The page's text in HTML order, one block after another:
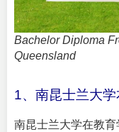
Bachelor Diploma
Queensland
1、南昆士兰大
南昆士兰大学在教